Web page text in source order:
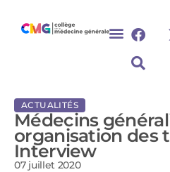
ACTUALITÉS
Médecins
organisation des
Interview
07 juillet 2020